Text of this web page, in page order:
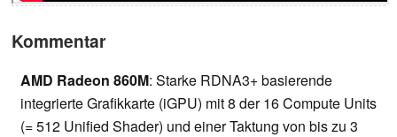
Kommentar
AMD Radeon 860M: Starke RDNA3+ basierende
integrierte Grafikkarte (iGPU) mit 8 der 16 Compute Units
(= 512 Unified Shader) und einer Taktung von bis zu 3